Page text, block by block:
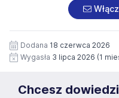
pod numerem 33 816 64
siedziby administratora.
https://
załączonych
wizerunku), na potrzeby
12 miesięcy. Zgoda jest
czasie wycofana.
Dodana 18 czerwca 2026
Wygasła 3 lipca 2026 (1
Chcesz